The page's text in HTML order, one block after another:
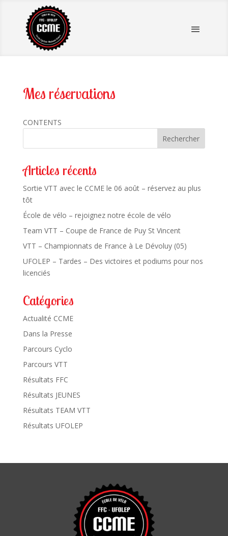
Mes réservations
CONTENTS
Rechercher
Articles récents
Sortie VTT avec le CCME le 06 août – réservez au plus
tôt
École de vélo – rejoignez notre école de vélo
Team VTT – Coupe de France de Puy St Vincent
VTT – Championnats de France à Le Dévoluy (05)
UFOLEP – Tardes – Des victoires et podiums pour nos
licenciés
Catégories
Actualité CCME
Dans la Presse
Parcours Cyclo
Parcours VTT
Résultats FFC
Résultats JEUNES
Résultats TEAM VTT
Résultats UFOLEP